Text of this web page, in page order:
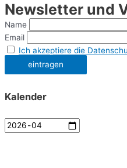
Newsletter und
Name
Email
Ich akzeptiere die
Kalender